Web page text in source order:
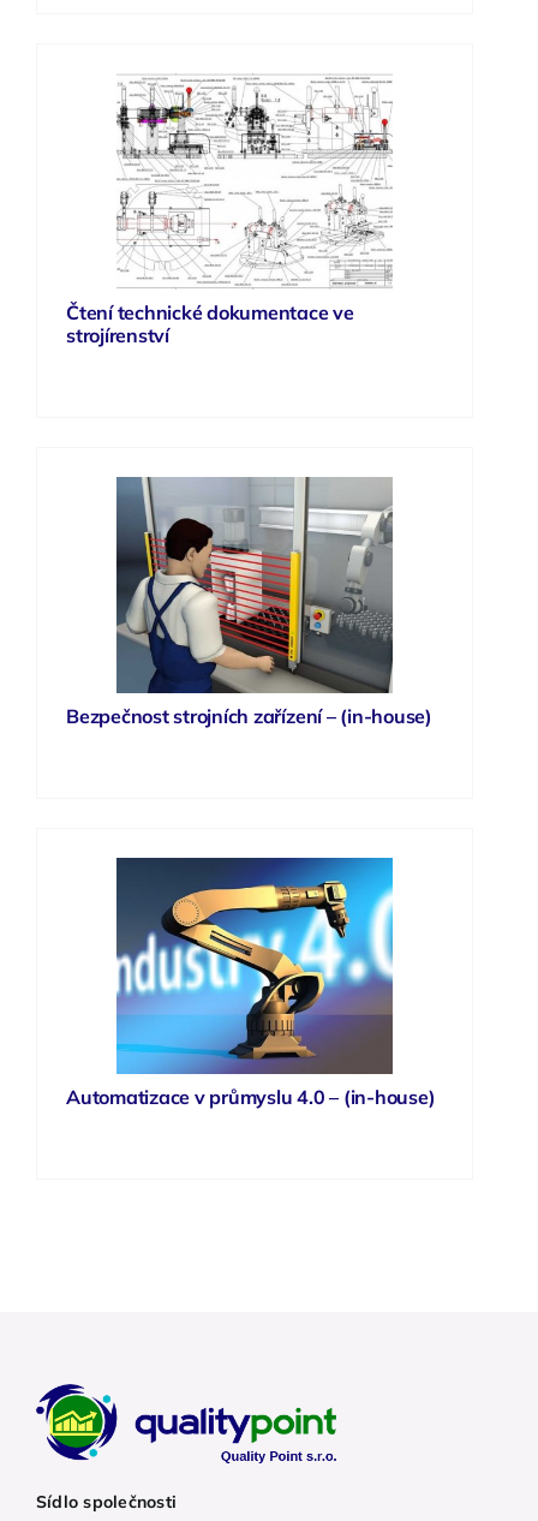
Čtení technické dokumentace ve
strojírenství
Bezpečnost strojních zařízení – (in-house)
Automatizace v průmyslu 4.0 – (in-house)
Sídlo společnosti